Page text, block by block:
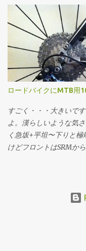
ワットセーブする"と
2009年大会ゴールタイ
準偏差は0.23828524。
偏差±1〜3でタイムと
をマーキングしてます
61[kg] バイク: 7.5[kg]
数: 0.0045 空気抵抗係
レーサー(笑)」を想定
上で、走行抵抗・加速
ーションで求めていま
ジンです。 全3634サン
差-3の区間である43〜
55〜70分の間に206人
以上の区間である182
ロードバイクにMTB用
すごく・・・大きいで
よ。漢らしいような気
く急坂+平坦〜下りと
けどフロントはSRMか
ラー RD-M972-SGS